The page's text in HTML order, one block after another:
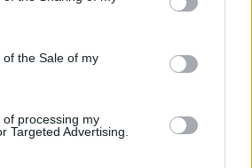
to Google and its third-party tags to
specified purposes in below Google
the Sale of my
processing my
Targeted Advertising.